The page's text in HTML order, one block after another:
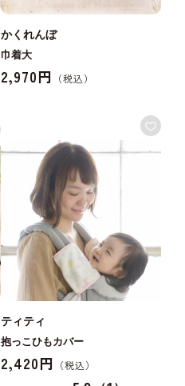
かくれんぼ
巾着大
2,970円
ティティ
抱っこひもカバー
2,420円